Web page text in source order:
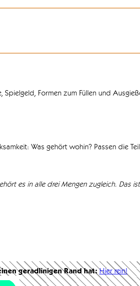
Formen zum Füllen und
Was gehört wohin? Passen die
es in alle drei Mengen zugleich. Das
geradlinigen Rand hat:Hier rein!